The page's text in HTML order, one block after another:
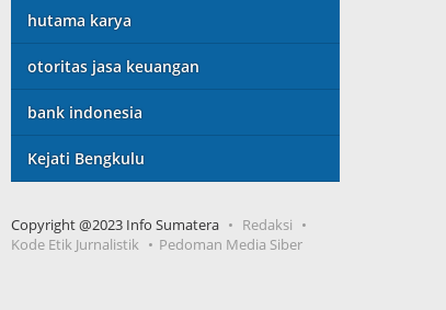
hutama karya
otoritas jasa keuangan
bank indonesia
Kejati Bengkulu
Copyright @2023 Info Sumatera
Redaksi
Kode Etik Jurnalistik
Pedoman Media Siber